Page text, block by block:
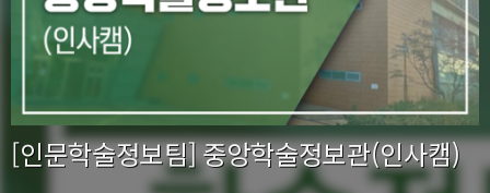
[인문학술정보팀] 중앙학술정보관(인사캠)